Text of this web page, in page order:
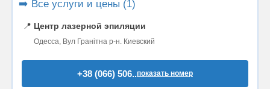
➡️ Все услуги и цены (1)
📍 Центр лазерной эпиляции
Одесса, Вул Гранітна р-н. Киевский
+38 (066) 506..показать номер